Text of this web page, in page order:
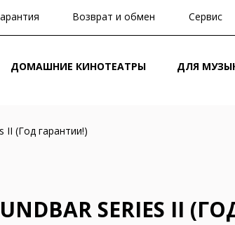
Возврат и обмен Сервис
ДОМАШНИЕ КИНОТЕАТРЫ ДЛЯ
II (Год гарантии!)
SERIES II